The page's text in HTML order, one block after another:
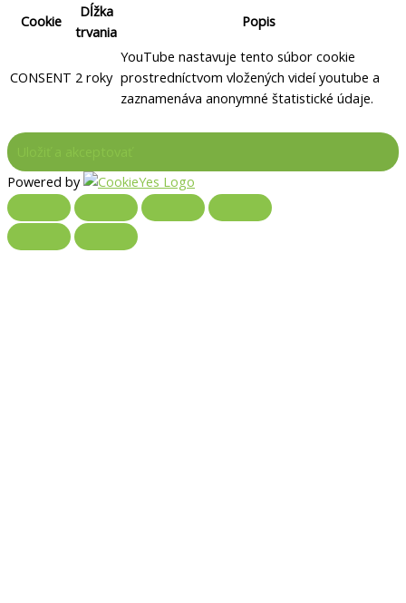
Cookie
Dĺžka
trvania
Popis
CONSENT 2 roky
YouTube nastavuje tento súbor cookie
prostredníctvom vložených videí youtube a
zaznamenáva anonymné štatistické údaje.
Powered by